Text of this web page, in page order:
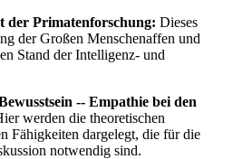
der Primatenforschung: Dieses
der Großen Menschenaffen und
Stand der Intelligenz- und
-- Empathie bei den
werden die theoretischen
Fähigkeiten dargelegt, die für die
notwendig sind.